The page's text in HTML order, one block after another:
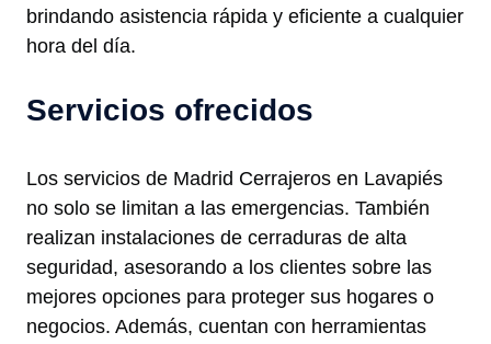
brindando asistencia rápida y eficiente a cualquier
hora del día.
Servicios ofrecidos
Los servicios de Madrid Cerrajeros en Lavapiés
no solo se limitan a las emergencias. También
realizan instalaciones de cerraduras de alta
seguridad, asesorando a los clientes sobre las
mejores opciones para proteger sus hogares o
negocios. Además, cuentan con herramientas